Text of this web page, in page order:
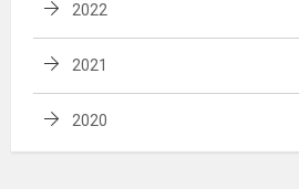
2022
2021
2020